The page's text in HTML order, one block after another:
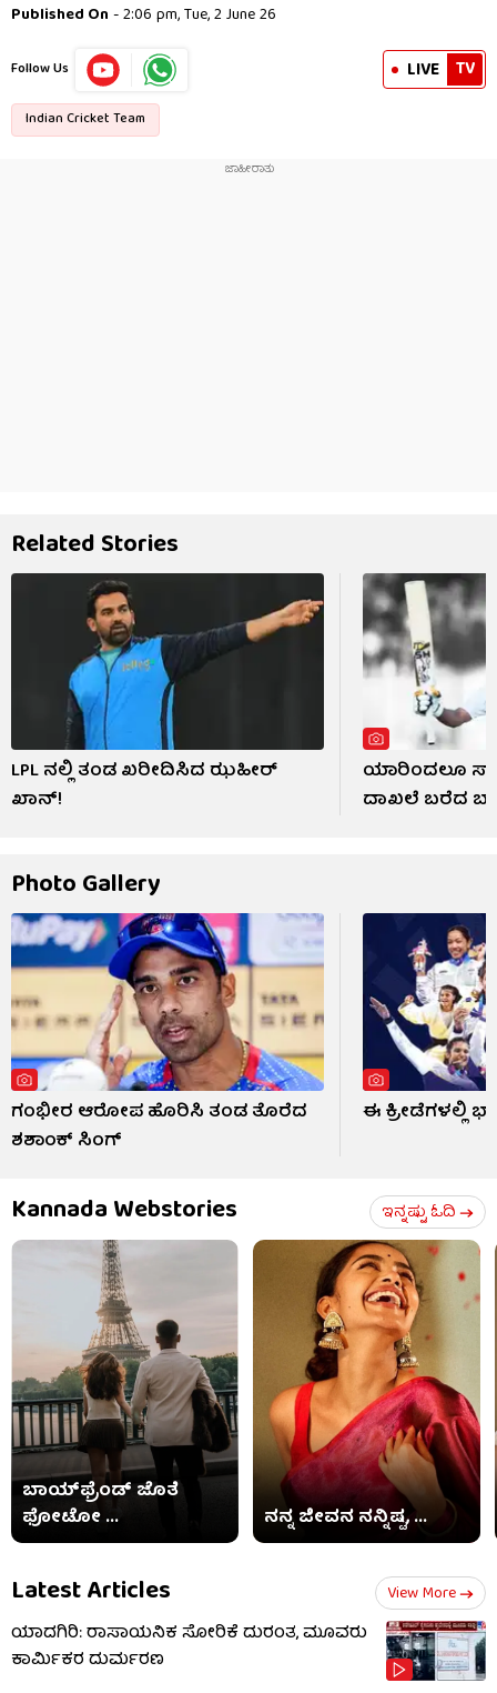
Published On - 2:06 pm, Tue, 2 June 26
Follow Us LIVE TV
Indian Cricket Team
Related Stories
LPL ನಲ್ಲಿ ತಂಡ ಖರೀದಿಸಿದ ಝಹೀರ್
ಖಾನ್!
ಯಾರಿಂದಲೂ
ದಾಖಲೆ ಬರೆದ
Photo Gallery
ಗಂಭೀರ ಆರೋಪ ಹೊರಿಸಿ ತಂಡ ತೊರೆದ
ಶಶಾಂಕ್ ಸಿಂಗ್
ಈ ಕ್ರೀಡೆಗಳಲ್ಲಿ
Kannada Webstories ಇನ್ನಷ್ಟು ಓದಿ
ಬಾಯ್​​ಫ್ರೆಂಡ್ ಜೊತೆ
ಫೋಟೋ ...
ನನ್ನ ಜೀವನ ನನ್ನಿಷ್ಟ, ...
Latest Articles View More
ಯಾದಗಿರಿ: ರಾಸಾಯನಿಕ ಸೋರಿಕೆ ದುರಂತ, ಮೂವರು
ಕಾರ್ಮಿಕರ ದುರ್ಮರಣ